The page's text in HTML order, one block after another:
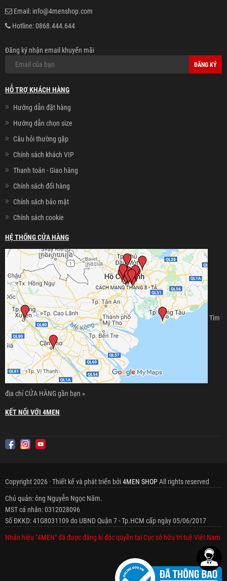
Email: info@4menshop.com
Hotline:0868.444.644
Đăng ký nhận email khuyến mãi
ĐĂNG KÝ
HỖ TRỢ KHÁCH HÀNG
Hướng dẫn đặt hàng
Hướng dẫn chọn size
Câu hỏi thường gặp
Chính sách khách VIP
Thanh toán - Giao hàng
Chính sách đổi hàng
Chính sách bảo mật
Chính sách cookie
HỆ THỐNG CỬA HÀNG
Tìm
địa chỉ CỬA HÀNG gần bạn »
KẾT NỐI VỚI 4MEN
Copyright 2026 · Thiết kế và phát triển bởi4MEN SHOPAll rights reserved
Chủ quản: ông Nguyễn Ngọc Năm.
MST cá nhân: 0312028096
Số ĐKKD: 41G8031109 do UBND Quận 7 - Tp.HCM cấp ngày 05/06/2017
Nhãn hiệu "4MEN" đã được đăng kí độc quyền tại Cục sở hữu trí tuệ Việt Nam